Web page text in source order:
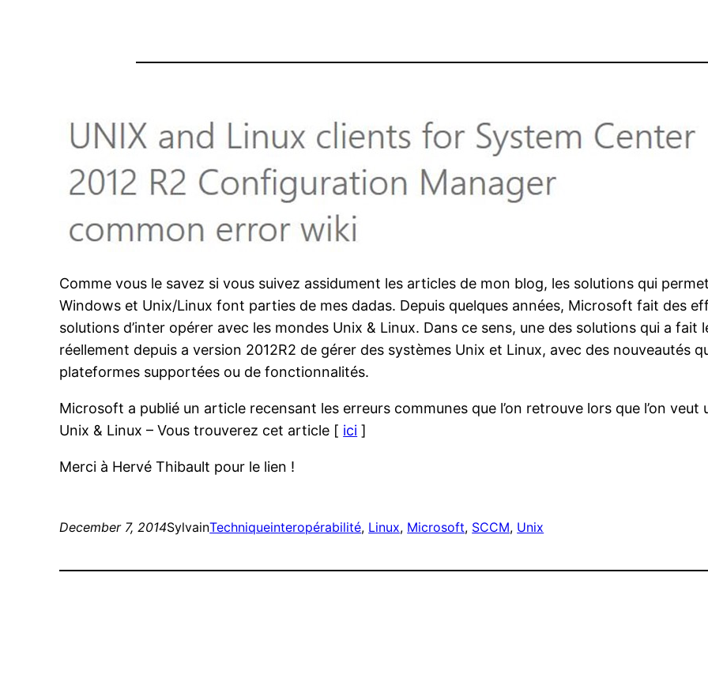
Comme vous le savez si vous suivez assidument les articles de mon blog, les solutions qui
Windows et Unix/Linux font parties de mes dadas. Depuis quelques années, Microsoft fait des
solutions d’inter opérer avec les mondes Unix & Linux. Dans ce sens, une des solutions qui a
réellement depuis a version 2012R2 de gérer des systèmes Unix et Linux, avec des nouveautés
plateformes supportées ou de fonctionnalités.
Microsoft a publié un article recensant les erreurs communes que l’on retrouve lors que l’on veut
Unix & Linux – Vous trouverez cet article [ ici ]
Merci à Hervé Thibault pour le lien !
December 7, 2014SylvainTechniqueinteropérabilité, Linux, Microsoft, SCCM, Unix